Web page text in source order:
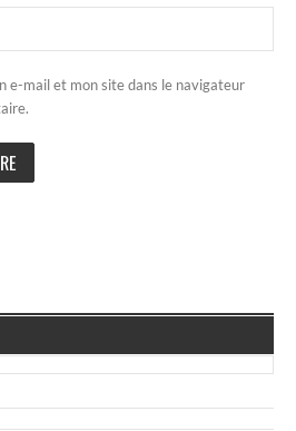
e-mail et mon site dans le navigateur